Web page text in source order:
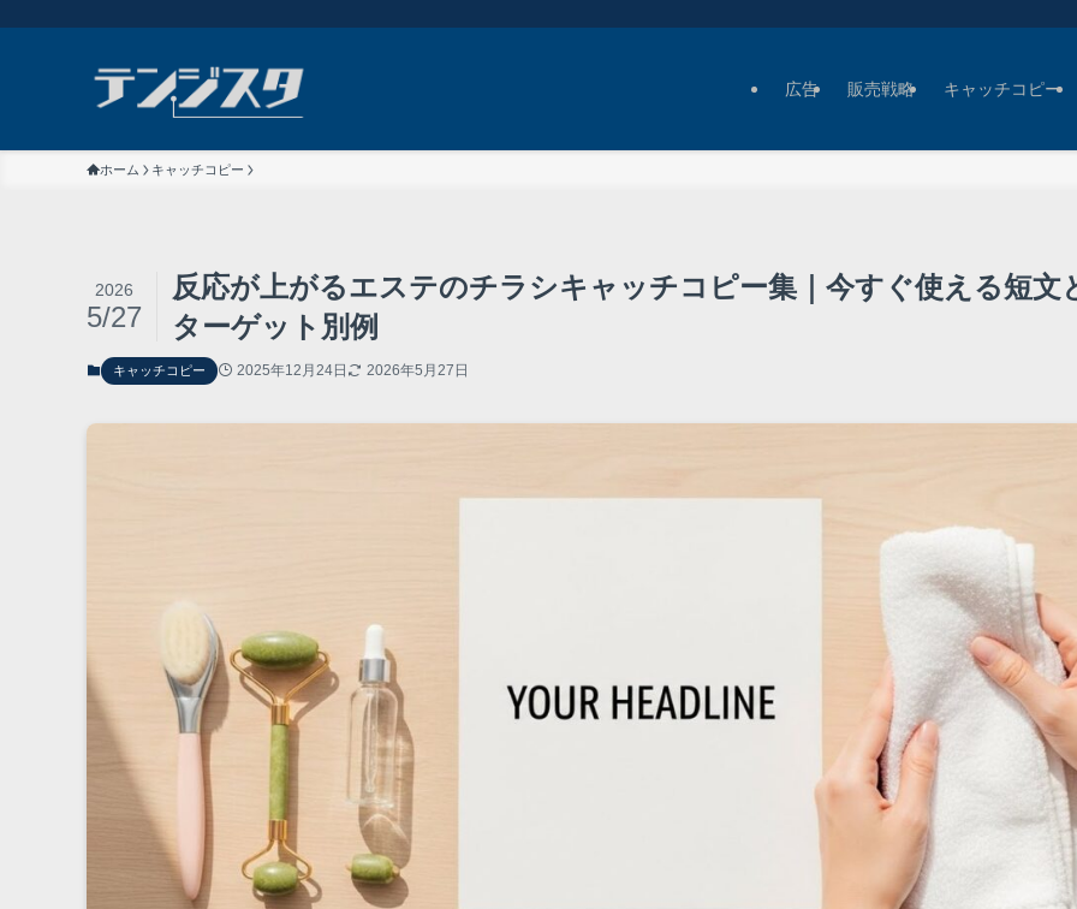
広告 販売戦略 キャッチコピー
ホーム キャッチコピー
反応が上がるエステのチラシキャッチコピー集｜今すぐ使える短文
ターゲット別例
2026
5/27
キャッチコピー 2025年12月24日 2026年5月27日